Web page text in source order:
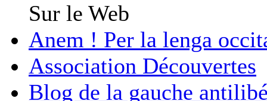
Sur le Web
Anem ! Per la lenga
Association Découvertes
Blog de la gauche